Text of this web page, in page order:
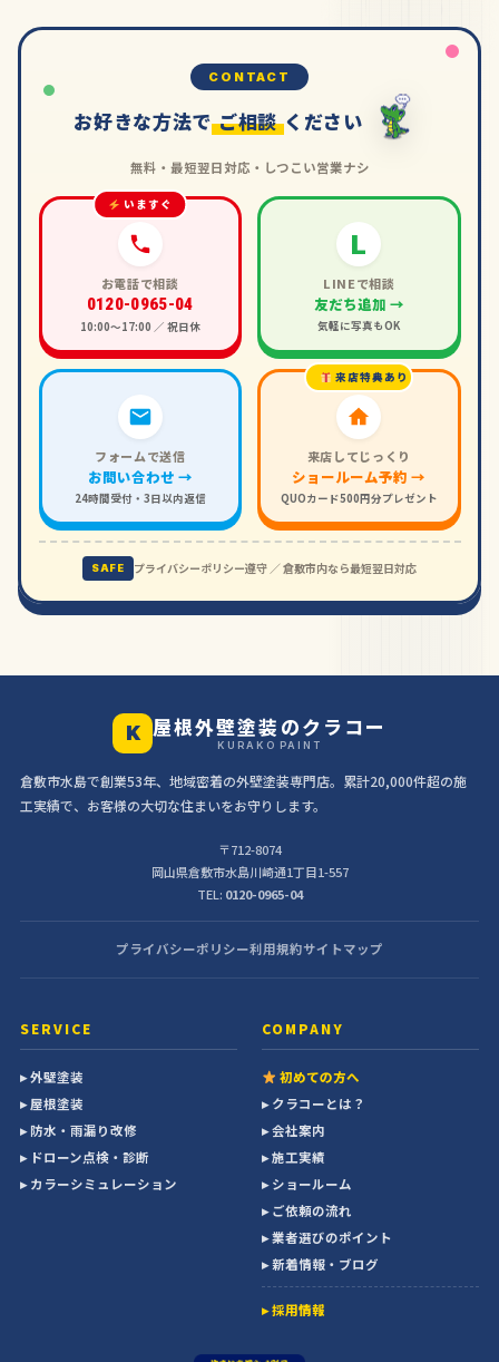
CONTACT
お好きな方法で ご相談 ください
無料・最短翌日対応・しつこい営業ナシ
いますぐ
お電話で相談
0120-0965-04
10:00〜17:00 ／ 祝日休
L
LINEで相談
友だち追加 →
気軽に写真もOK
フォームで送信
お問い合わせ →
24時間受付・3日以内返信
来店特典あり
来店してじっくり
ショールーム予約 →
QUOカード500円分プレゼント
SAFE プライバシーポリシー遵守 ／ 倉敷市内なら最短翌日対応
K 屋根外壁塗装のクラコー
KURAKO PAINT
倉敷市水島で創業53年、地域密着の外壁塗装専門店。累計20,000件超の施
工実績で、お客様の大切な住まいをお守りします。
〒712-8074
岡山県倉敷市水島川崎通1丁目1-557
TEL: 0120-0965-04
プライバシーポリシー利用規約サイトマップ
SERVICE
▸ 外壁塗装
▸ 屋根塗装
▸ 防水・雨漏り改修
▸ ドローン点検・診断
▸ カラーシミュレーション
COMPANY
初めての方へ
▸ クラコーとは？
▸ 会社案内
▸ 施工実績
▸ ショールーム
▸ ご依頼の流れ
▸ 業者選びのポイント
▸ 新着情報・ブログ
▸ 採用情報